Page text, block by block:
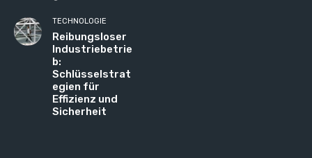
TECHNOLOGIE
Reibungsloser
Industriebetrie
b:
Schlüsselstrat
egien für
Effizienz und
Sicherheit